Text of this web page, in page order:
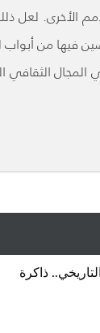
الأخرى. لعل
فيها من أبواب
الثقافي
ذاكرة